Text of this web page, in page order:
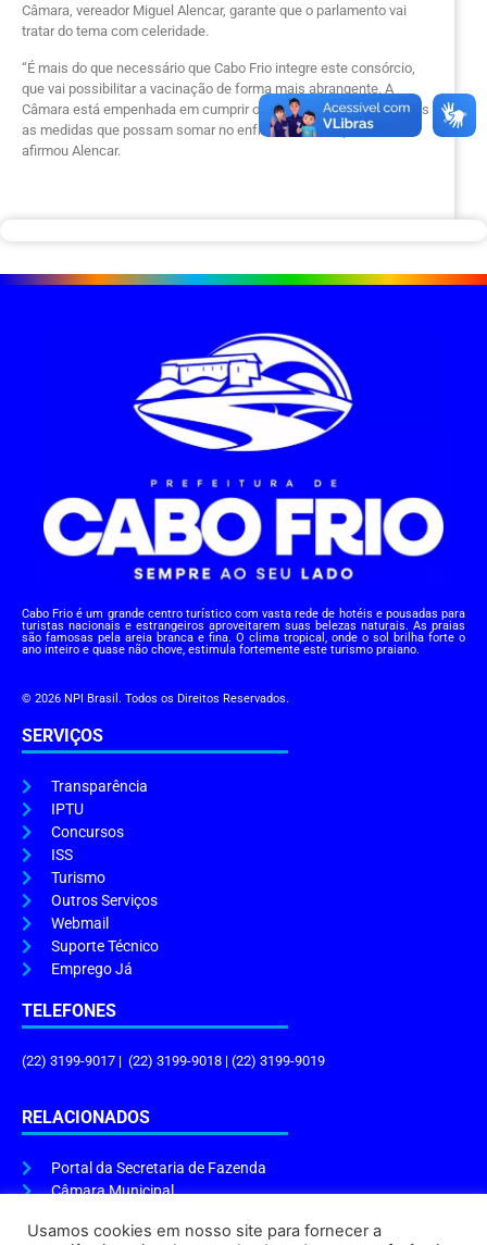
Câmara, vereador Miguel Alencar, garante que o parlamento vai
tratar do tema com celeridade.
“É mais do que necessário que Cabo Frio integre este consórcio,
que vai possibilitar a vacinação de forma mais abrangente. A
Câmara está empenhada em cumprir o papel e colaborar em todas
as medidas que possam somar no enfrentamento à pandemia”,
afirmou Alencar.
Cabo Frio é um grande centro turístico com vasta rede de hotéis e pousadas para
turistas nacionais e estrangeiros aproveitarem suas belezas naturais. As praias
são famosas pela areia branca e fina. O clima tropical, onde o sol brilha forte o
ano inteiro e quase não chove, estimula fortemente este turismo praiano.
© 2026 NPI Brasil. Todos os Direitos Reservados.
SERVIÇOS
Transparência
IPTU
Concursos
ISS
Turismo
Outros Serviços
Webmail
Suporte Técnico
Emprego Já
TELEFONES
(22) 3199-9017 | (22) 3199-9018 | (22) 3199-9019
RELACIONADOS
Portal da Secretaria de Fazenda
Câmara Municipal
Usamos cookies em nosso site para fornecer a